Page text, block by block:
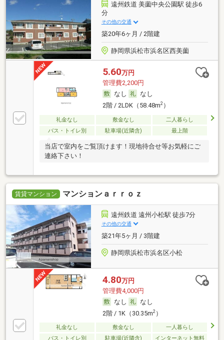
遠州鉄道 美薗中央公園駅 徒歩6
分
その他の交通
築20年6ヶ月 / 2階建
静岡県浜松市浜名区西美薗
5.60万円
管理費2,200円
なし
なし
2階 / 2LDK（58.48m2）
礼金なし 敷金なし
二人暮らし
バス・トイレ別
駐車場(近隣含) 最上階
当店で室内をご覧頂けます！現地待合せ等お気軽にご
連絡下さい！
賃貸マンション マンションａｒｒｏｚ
遠州鉄道 遠州小松駅 徒歩7分
その他の交通
築21年5ヶ月 / 3階建
静岡県浜松市浜名区小松
4.80万円
管理費4,000円
なし
なし
2階 / 1K（30.35m2）
礼金なし 敷金なし
一人暮らし
バス・トイレ別
駐車場(近隣含) インターネット無料